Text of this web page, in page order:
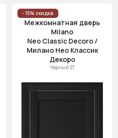
- 15% скидка
Межкомнатная дверь
Milano
Neo Classic Decoro /
Милано Нео Классик
Декоро
Чёрный ST